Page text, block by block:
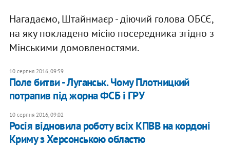
Нагадаємо, Штайнмаєр - діючий голова ОБСЄ,
на яку покладено місію посередника згідно з
Мінськими домовленостями.
10 серпня 2016, 09:59
Поле битви - Луганськ. Чому Плотницкий
потрапив під жорна ФСБ і ГРУ
10 серпня 2016, 09:02
Росія відновила роботу всіх КПВВ на кордоні
Криму з Херсонською областю